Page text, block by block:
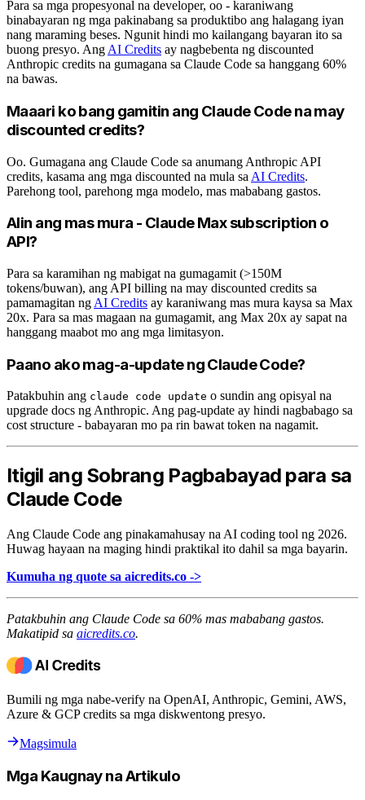
Para sa mga propesyonal na developer, oo - karaniwang
binabayaran ng mga pakinabang sa produktibo ang halagang iyan
nang maraming beses. Ngunit hindi mo kailangang bayaran ito sa
buong presyo. Ang AI Credits ay nagbebenta ng discounted
Anthropic credits na gumagana sa Claude Code sa hanggang 60%
na bawas.
Maaari ko bang gamitin ang Claude Code na may
discounted credits?
Oo. Gumagana ang Claude Code sa anumang Anthropic API
credits, kasama ang mga discounted na mula sa AI Credits.
Parehong tool, parehong mga modelo, mas mababang gastos.
Alin ang mas mura - Claude Max subscription o
API?
Para sa karamihan ng mabigat na gumagamit (>150M
tokens/buwan), ang API billing na may discounted credits sa
pamamagitan ng AI Credits ay karaniwang mas mura kaysa sa Max
20x. Para sa mas magaan na gumagamit, ang Max 20x ay sapat na
hanggang maabot mo ang mga limitasyon.
Paano ako mag-a-update ng Claude Code?
Patakbuhin ang claude code update o sundin ang opisyal na
upgrade docs ng Anthropic. Ang pag-update ay hindi nagbabago sa
cost structure - babayaran mo pa rin bawat token na nagamit.
Itigil ang Sobrang Pagbabayad para sa
Claude Code
Ang Claude Code ang pinakamahusay na AI coding tool ng 2026.
Huwag hayaan na maging hindi praktikal ito dahil sa mga bayarin.
Kumuha ng quote sa aicredits.co ->
Patakbuhin ang Claude Code sa 60% mas mababang gastos.
Makatipid sa aicredits.co.
Bumili ng mga nabe-verify na OpenAI, Anthropic, Gemini, AWS,
Azure & GCP credits sa mga diskwentong presyo.
Magsimula
Mga Kaugnay na Artikulo